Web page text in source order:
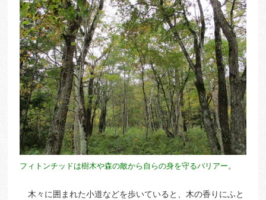
フィトンチッドは樹木や森の敵から自らの身を守るバリアー。
木々に囲まれた小道などを歩いていると、木の香りにふと